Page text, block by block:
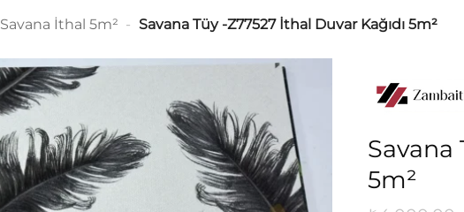
Savana İthal 5m² - Savana Tüy -Z77527 İthal Duvar Kağıdı 5m²
Savana
5m²